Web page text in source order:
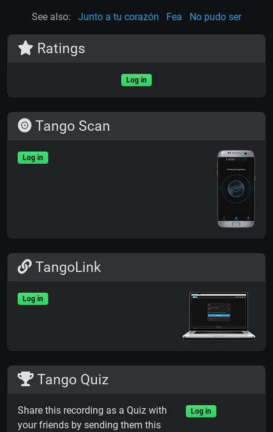
See also: Junto a tu corazón Fea No pudo ser
Ratings
Log in
Tango Scan
Log in
TangoLink
Log in
Tango Quiz
Share this recording as a Quiz with
your friends by sending them this
Log in